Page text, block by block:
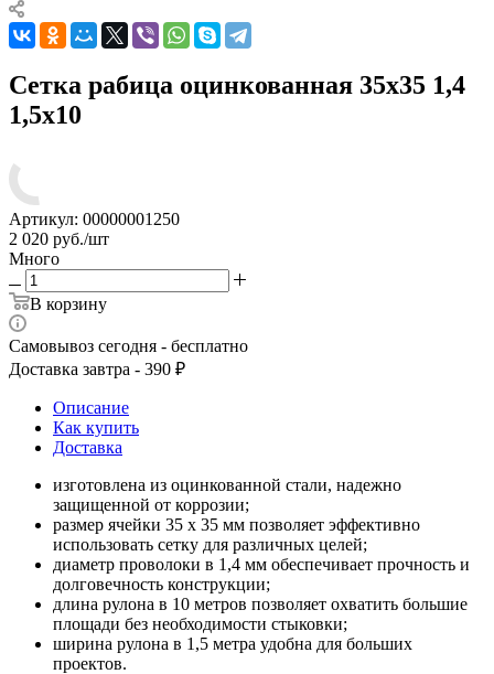
Сетка рабица оцинкованная 35x35 1,4
1,5x10
Артикул: 00000001250
2 020 руб./шт
Много
В корзину
Самовывоз сегодня - бесплатно
Доставка завтра - 390 ₽
Описание
Как купить
Доставка
изготовлена из оцинкованной стали, надежно
защищенной от коррозии;
размер ячейки 35 х 35 мм позволяет эффективно
использовать сетку для различных целей;
диаметр проволоки в 1,4 мм обеспечивает прочность и
долговечность конструкции;
длина рулона в 10 метров позволяет охватить большие
площади без необходимости стыковки;
ширина рулона в 1,5 метра удобна для больших
проектов.